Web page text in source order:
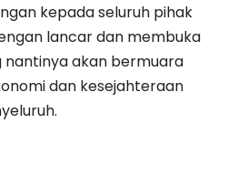
kepada seluruh pihak
lancar dan membuka
nantinya akan bermuara
dan kesejahteraan